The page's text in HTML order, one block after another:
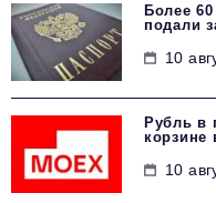
Более
подали
10
Рубль в
корзине
10